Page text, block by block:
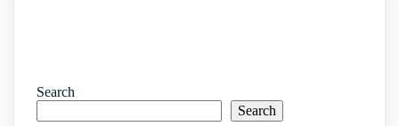
Search
Search